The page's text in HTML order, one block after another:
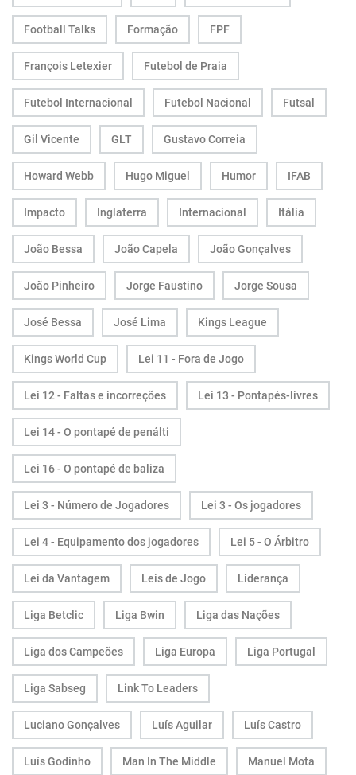
Football Talks Formação FPF
François Letexier Futebol de Praia
Futebol Internacional Futebol Nacional Futsal
Gil Vicente GLT Gustavo Correia
Howard Webb Hugo Miguel Humor IFAB
Impacto Inglaterra Internacional Itália
João Bessa João Capela João Gonçalves
João Pinheiro Jorge Faustino Jorge Sousa
José Bessa José Lima Kings League
Kings World Cup Lei 11 - Fora de Jogo
Lei 12 - Faltas e incorreções Lei 13 - Pontapés-livres
Lei 14 - O pontapé de penálti
Lei 16 - O pontapé de baliza
Lei 3 - Número de Jogadores Lei 3 - Os jogadores
Lei 4 - Equipamento dos jogadores Lei 5 - O Árbitro
Lei da Vantagem Leis de Jogo Liderança
Liga Betclic Liga Bwin Liga das Nações
Liga dos Campeões Liga Europa Liga Portugal
Liga Sabseg Link To Leaders
Luciano Gonçalves Luís Aguilar Luís Castro
Luís Godinho Man In The Middle Manuel Mota